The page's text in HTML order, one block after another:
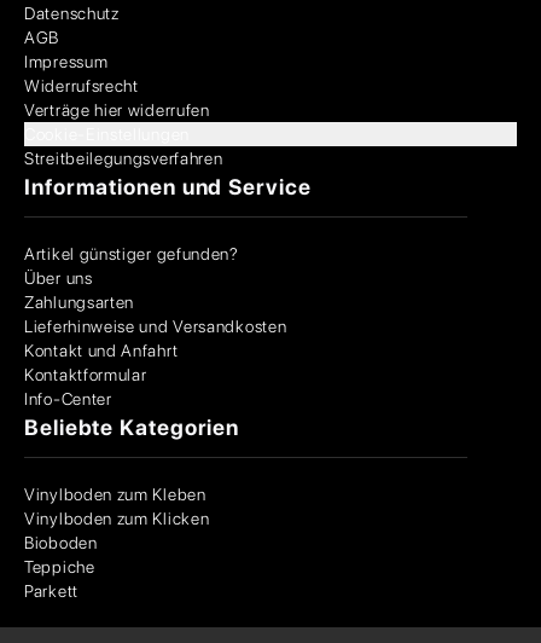
Datenschutz
AGB
Impressum
Widerrufsrecht
Verträge hier widerrufen
Streitbeilegungsverfahren
Informationen und Service
Artikel günstiger gefunden?
Über uns
Zahlungsarten
Lieferhinweise und Versandkosten
Kontakt und Anfahrt
Kontaktformular
Info-Center
Beliebte Kategorien
Vinylboden zum Kleben
Vinylboden zum Klicken
Bioboden
Teppiche
Parkett